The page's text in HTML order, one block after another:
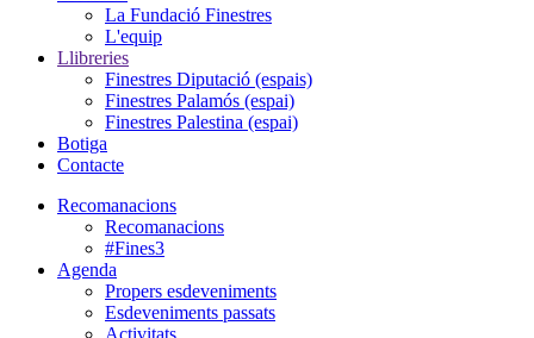
La Fundació Finestres
L'equip
Llibreries
Finestres Diputació (espais)
Finestres Palamós (espai)
Finestres Palestina (espai)
Botiga
Contacte
Recomanacions
Recomanacions
#Fines3
Agenda
Propers esdeveniments
Esdeveniments passats
Activitats